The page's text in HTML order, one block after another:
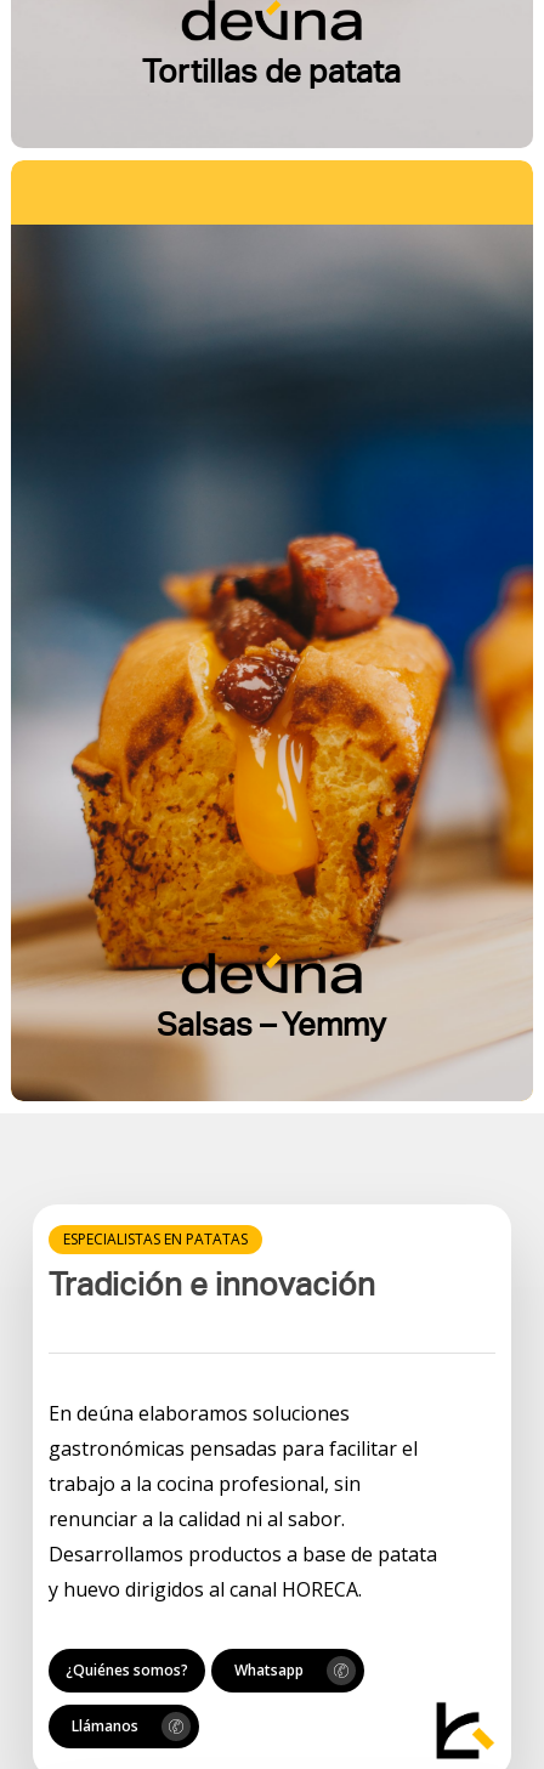
Tortillas de patata
Salsas – Yemmy
ESPECIALISTAS EN PATATAS
Tradición e innovación
En deúna elaboramos soluciones
gastronómicas pensadas para facilitar el
trabajo a la cocina profesional, sin
renunciar a la calidad ni al sabor.
Desarrollamos productos a base de patata
y huevo dirigidos al canal HORECA.
¿Quiénes somos? Whatsapp
Llámanos